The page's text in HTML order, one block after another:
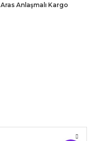
Aras Anlaşmalı Kargo